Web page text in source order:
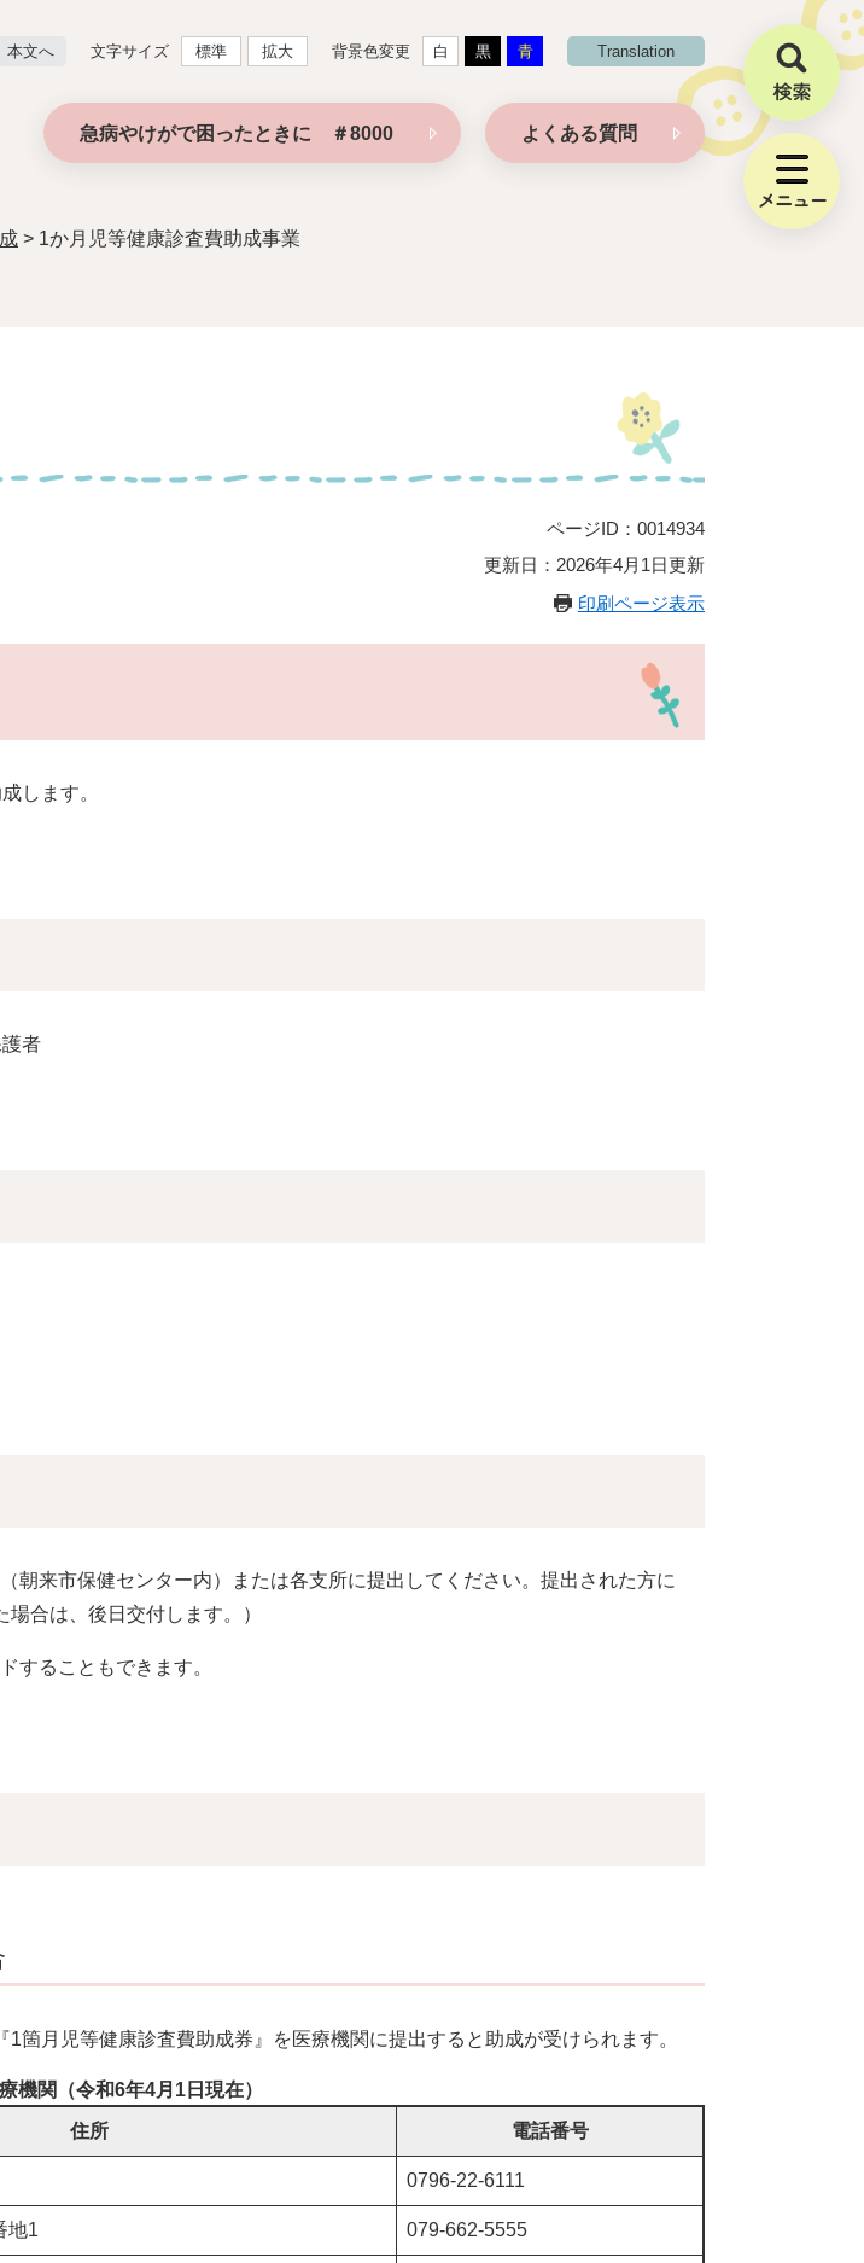
検
索
メ
ニ
本文へ 文字サイズ 標準 拡大 背景色変更 白 黒 青 Translation
急病やけがで困ったときに ＃8000 よくある質問
> 1か月児等健康診査費助成事業
ページID：0014934
更新日：2026年4月1日更新
印刷ページ表示
します。
者
朝来市保健センター内）または各支所に提出してください。提出された方に
合は、後日交付します。）
することもできます。
箇月児等健康診査費助成券』を医療機関に提出すると助成が受けられます。
機関（令和6年4月1日現在）
住所 電話番号
0796-22-6111
地1 079-662-5555